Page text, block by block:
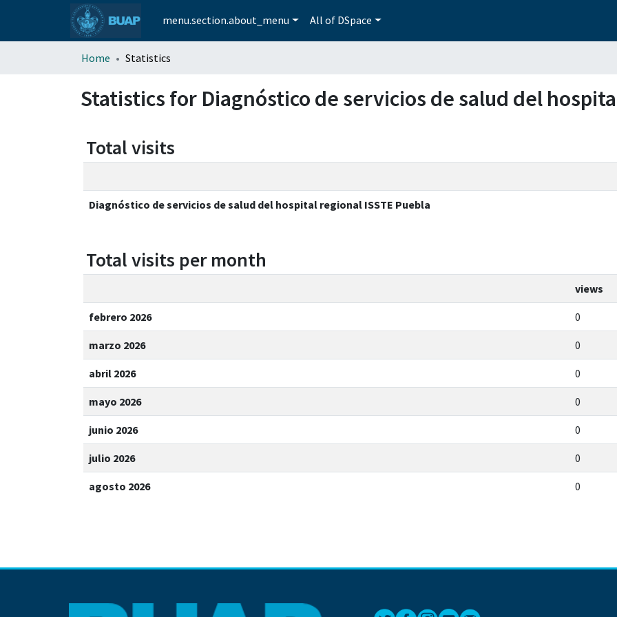
menu.section.about_menu All of DSpace
Home Statistics
Statistics for Diagnóstico de servicios de salud del
Total visits
Diagnóstico de servicios de salud del hospital regional ISSTE Puebla
Total visits per month
views
febrero 2026 0
marzo 2026 0
abril 2026 0
mayo 2026 0
junio 2026 0
julio 2026 0
agosto 2026 0